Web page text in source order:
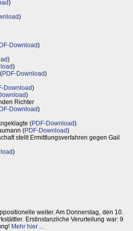
)
)
Download)
)
)
PDF-Download)
Download)
)
Richter
Download)
(PDF-Download)
(PDF-Download)
stellt Ermittlungsverfahren gegen Gail
)
weiter. Am Donnerstag, den 10.
Erstinstanzliche Verurteilung war: 9
Mehr hier ...